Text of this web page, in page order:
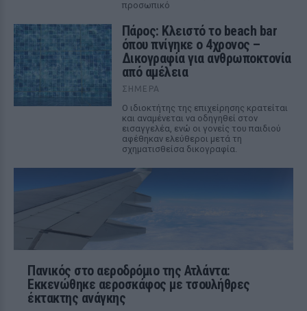
προσωπικό
Πάρος: Κλειστό το beach bar
όπου πνίγηκε ο 4χρονος –
Δικογραφία για ανθρωποκτονία
από αμέλεια
ΣΉΜΕΡΑ
Ο ιδιοκτήτης της επιχείρησης κρατείται
και αναμένεται να οδηγηθεί στον
εισαγγελέα, ενώ οι γονείς του παιδιού
αφέθηκαν ελεύθεροι μετά τη
σχηματισθείσα δικογραφία.
Πανικός στο αεροδρόμιο της Ατλάντα:
Εκκενώθηκε αεροσκάφος με τσουλήθρες
έκτακτης ανάγκης